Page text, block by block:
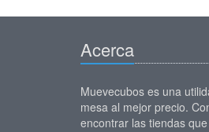
Acerca
Muevecubos es una
mesa al mejor precio.
encontrar las tiendas